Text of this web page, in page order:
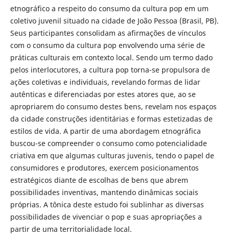
etnográfico a respeito do consumo da cultura pop em um
coletivo juvenil situado na cidade de João Pessoa (Brasil, PB).
Seus participantes consolidam as afirmações de vínculos
com o consumo da cultura pop envolvendo uma série de
práticas culturais em contexto local. Sendo um termo dado
pelos interlocutores, a cultura pop torna-se propulsora de
ações coletivas e individuais, revelando formas de lidar
autênticas e diferenciadas por estes atores que, ao se
apropriarem do consumo destes bens, revelam nos espaços
da cidade construções identitárias e formas estetizadas de
estilos de vida. A partir de uma abordagem etnográfica
buscou-se compreender o consumo como potencialidade
criativa em que algumas culturas juvenis, tendo o papel de
consumidores e produtores, exercem posicionamentos
estratégicos diante de escolhas de bens que abrem
possibilidades inventivas, mantendo dinâmicas sociais
próprias. A tônica deste estudo foi sublinhar as diversas
possibilidades de vivenciar o pop e suas apropriações a
partir de uma territorialidade local.